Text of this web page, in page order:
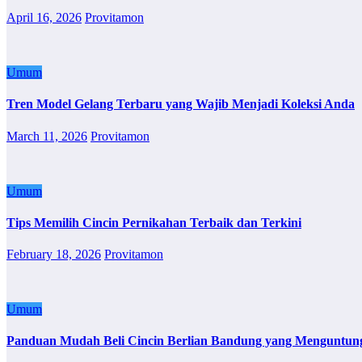
April 16, 2026 Provitamon
Umum
Tren Model Gelang Terbaru yang Wajib Menjadi Koleksi Anda
March 11, 2026 Provitamon
Umum
Tips Memilih Cincin Pernikahan Terbaik dan Terkini
February 18, 2026 Provitamon
Umum
Panduan Mudah Beli Cincin Berlian Bandung yang